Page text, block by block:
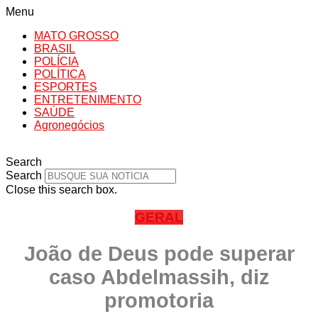
Menu
MATO GROSSO
BRASIL
POLÍCIA
POLÍTICA
ESPORTES
ENTRETENIMENTO
SAÚDE
Agronegócios
Search
Search
Close this search box.
GERAL
João de Deus pode superar
caso Abdelmassih, diz
promotoria